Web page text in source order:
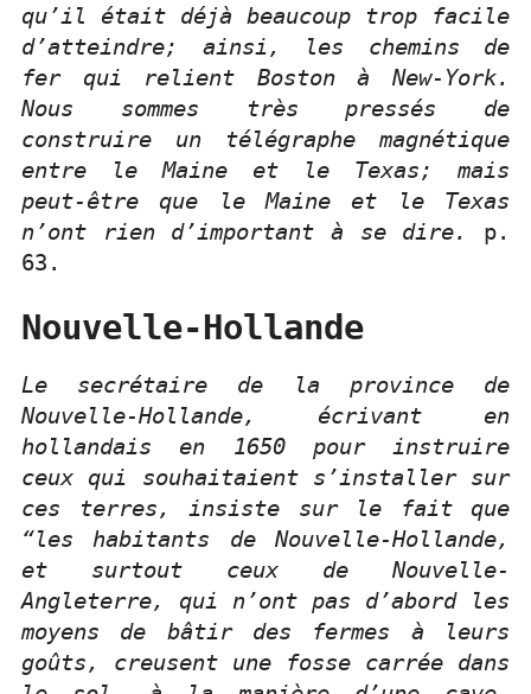
qu’il était déjà beaucoup trop facile
d’atteindre; ainsi, les chemins de
fer qui relient Boston à New-York.
Nous sommes très pressés de
construire un télégraphe magnétique
entre le Maine et le Texas; mais
peut-être que le Maine et le Texas
n’ont rien d’important à se dire.
p.
63.
Nouvelle-Hollande
Le secrétaire de la province de
Nouvelle-Hollande, écrivant en
hollandais en 1650 pour instruire
ceux qui souhaitaient s’installer sur
ces terres, insiste sur le fait que
“les habitants de Nouvelle-Hollande,
et surtout ceux de Nouvelle-
Angleterre, qui n’ont pas d’abord les
moyens de bâtir des fermes à leurs
goûts, creusent une fosse carrée dans